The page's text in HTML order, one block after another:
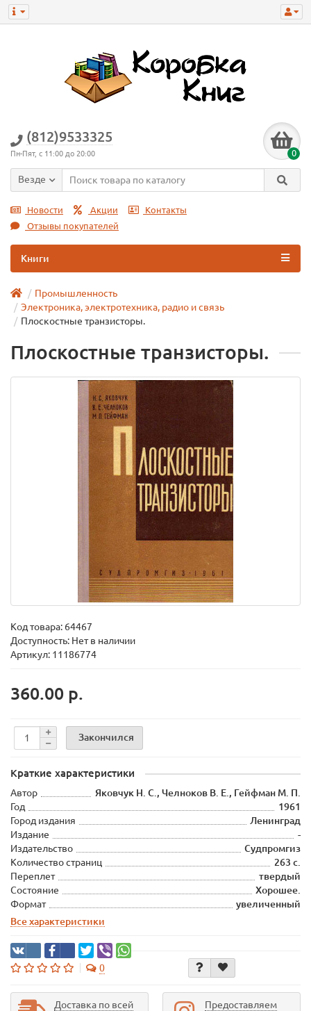
(812)9533325
Пн-Пят, с 11:00 до 20:00 0
Везде
Новости Акции
Контакты
Отзывы покупателей
Книги
Промышленность
Электроника, электротехника, радио и связь
Плоскостные транзисторы.
Плоскостные транзисторы.
Код товара: 64467
Доступность: Нет в наличии
Артикул: 11186774
360.00 р.
Закончился
Краткие характеристики
Автор
Яковчук Н. С., Челноков В. Е., Гейфман М. П.
Год
1961
Город издания
Ленинград
Издание
-
Издательство
Судпромгиз
Количество страниц
263 с.
Переплет
твердый
Состояние
Хорошее.
Формат
увеличенный
Все характеристики
0
Доставка по всей
Предоставляем